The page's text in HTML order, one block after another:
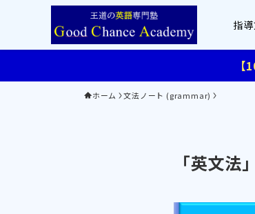
指
ホーム 文法ノート (grammar)
「英文法